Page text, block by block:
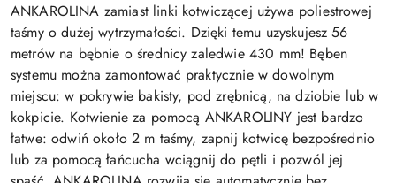
ANKAROLINA zamiast linki kotwiczącej używa poliestrowej
taśmy o dużej wytrzymałości. Dzięki temu uzyskujesz 56
metrów na bębnie o średnicy zaledwie 430 mm! Bęben
systemu można zamontować praktycznie w dowolnym
miejscu: w pokrywie bakisty, pod zrębnicą, na dziobie lub w
kokpicie. Kotwienie za pomocą ANKAROLINY jest bardzo
łatwe: odwiń około 2 m taśmy, zapnij kotwicę bezpośrednio
lub za pomocą łańcucha wciągnij do pętli i pozwól jej